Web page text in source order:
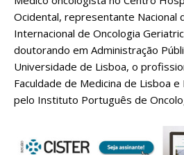
Ocidental, representante Nacional
Internacional de Oncologia
doutorando em Administração
Universidade de Lisboa, o
Faculdade de Medicina de Lisboa
pelo Instituto Português de